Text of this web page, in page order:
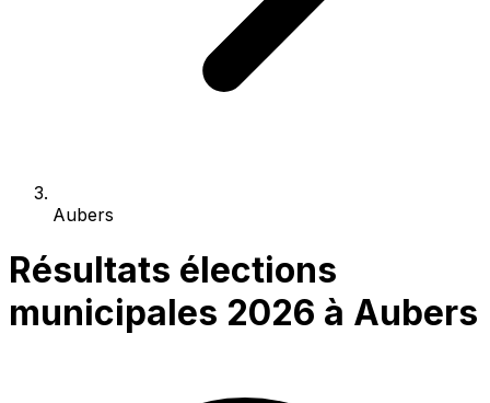
Aubers
Résultats élections
municipales 2026 à Aubers